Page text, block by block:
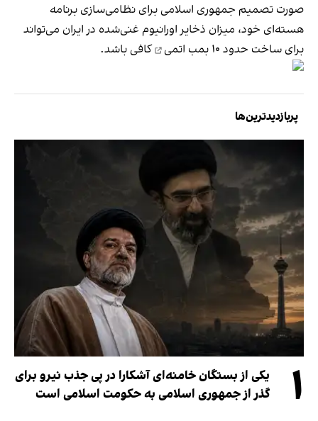
صورت تصمیم جمهوری اسلامی برای نظامی‌سازی برنامه
هسته‌ای خود، میزان ذخایر اورانیوم غنی‌شده در ایران می‌تواند
برای ساخت حدود ۱۰ بمب اتمی کافی باشد.
پربازدیدترین‌ها
۱
یکی از بستگان خامنه‌ای آشکارا در پی جذب نیرو برای
گذر از جمهوری اسلامی به حکومت اسلامی است